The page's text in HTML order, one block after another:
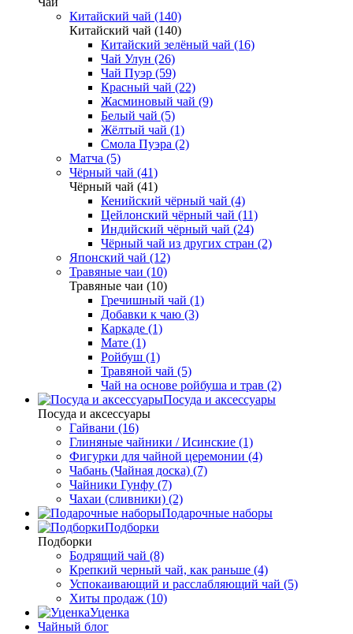
Китайский чай (140)
Китайский чай (140)
Китайский зелёный чай (16)
Чай Улун (26)
Чай Пуэр (59)
Красный чай (22)
Жасминовый чай (9)
Белый чай (5)
Жёлтый чай (1)
Смола Пуэра (2)
Матча (5)
Чёрный чай (41)
Чёрный чай (41)
Кенийский чёрный чай (4)
Цейлонский чёрный чай (11)
Индийский чёрный чай (24)
Чёрный чай из других стран (2)
Японский чай (12)
Травяные чаи (10)
Травяные чаи (10)
Гречишный чай (1)
Добавки к чаю (3)
Каркаде (1)
Мате (1)
Ройбуш (1)
Травяной чай (5)
Чай на основе ройбуша и трав (2)
Посуда и аксессуары
Посуда и аксессуары
Гайвани (16)
Глиняные чайники / Исинские (1)
Фигурки для чайной церемонии (4)
Чабань (Чайная доска) (7)
Чайники Гунфу (7)
Чахаи (сливники) (2)
Подарочные наборы
Подборки
Подборки
Бодрящий чай (8)
Крепкий черный чай, как раньше (4)
Успокаивающий и расслабляющий чай (5)
Хиты продаж (10)
Уценка
Чайный блог